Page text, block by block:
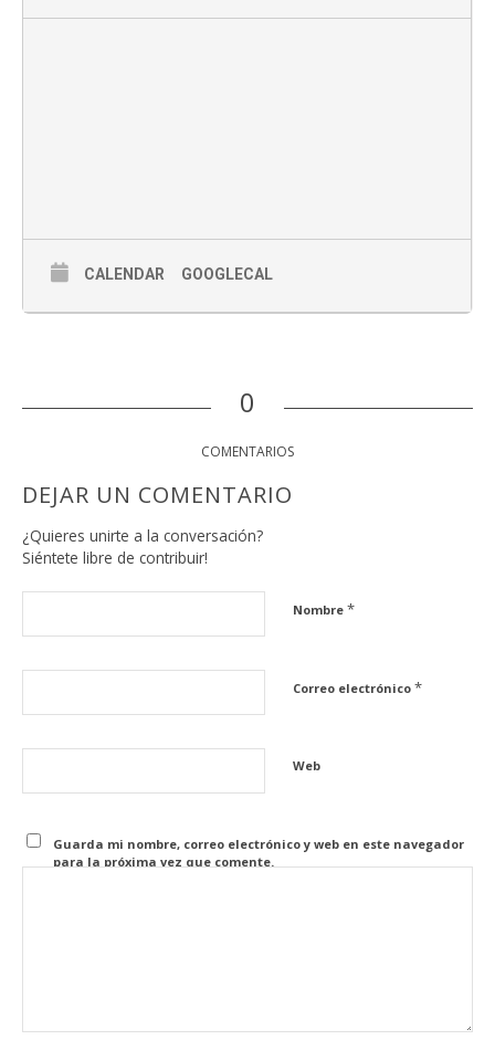
CALENDAR GOOGLECAL
0
COMENTARIOS
DEJAR UN COMENTARIO
¿Quieres unirte a la conversación?
Siéntete libre de contribuir!
Nombre *
Correo electrónico *
Web
Guarda mi nombre, correo electrónico y web en este navegador
para la próxima vez que comente.